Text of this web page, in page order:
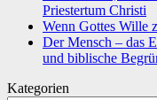
Priestertum Christi
Wenn Gottes Wille
Der Mensch – das
und biblische
Kategorien